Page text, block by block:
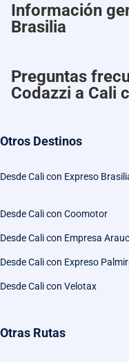
Información
Brasilia
Preguntas
Codazzi a Cali
Otros Destinos
Desde Cali con Expreso
Desde Cali con Coomotor
Desde Cali con Empresa
Desde Cali con Expreso
Desde Cali con Velotax
Otras Rutas